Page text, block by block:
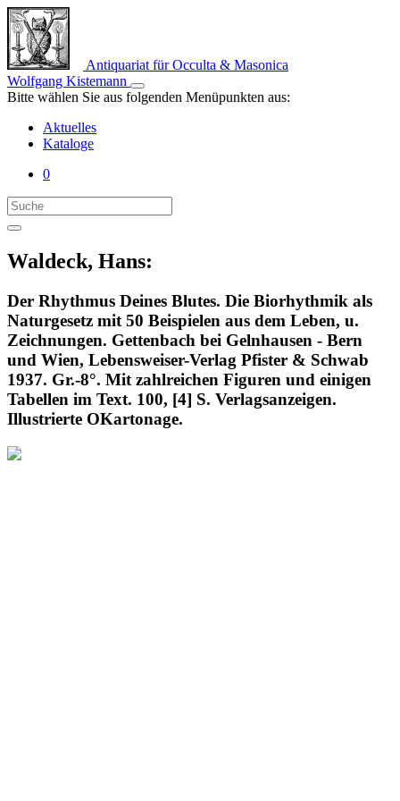
Antiquariat für Occulta & Masonica
Wolfgang Kistemann
Bitte wählen Sie aus folgenden Menüpunkten aus:
Aktuelles
Kataloge
0
Waldeck, Hans:
Der Rhythmus Deines Blutes. Die Biorhythmik als
Naturgesetz mit 50 Beispielen aus dem Leben, u.
Zeichnungen. Gettenbach bei Gelnhausen - Bern
und Wien, Lebensweiser-Verlag Pfister & Schwab
1937. Gr.-8°. Mit zahlreichen Figuren und einigen
Tabellen im Text. 100, [4] S. Verlagsanzeigen.
Illustrierte OKartonage.